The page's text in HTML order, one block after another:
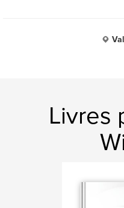
Livres